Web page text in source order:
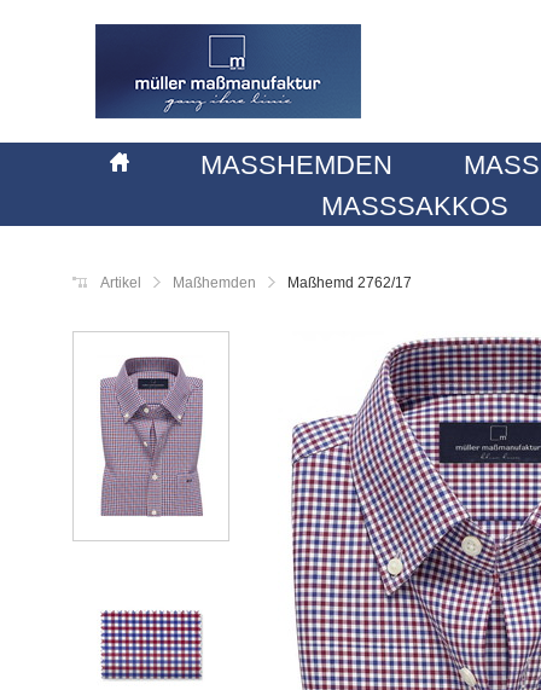
MASSHEMDEN
MASSSAKKOS
Artikel Maßhemden Maßhemd 2762/17